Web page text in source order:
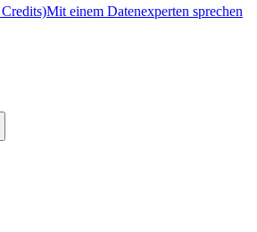
Mit einem Datenexperten sprechen